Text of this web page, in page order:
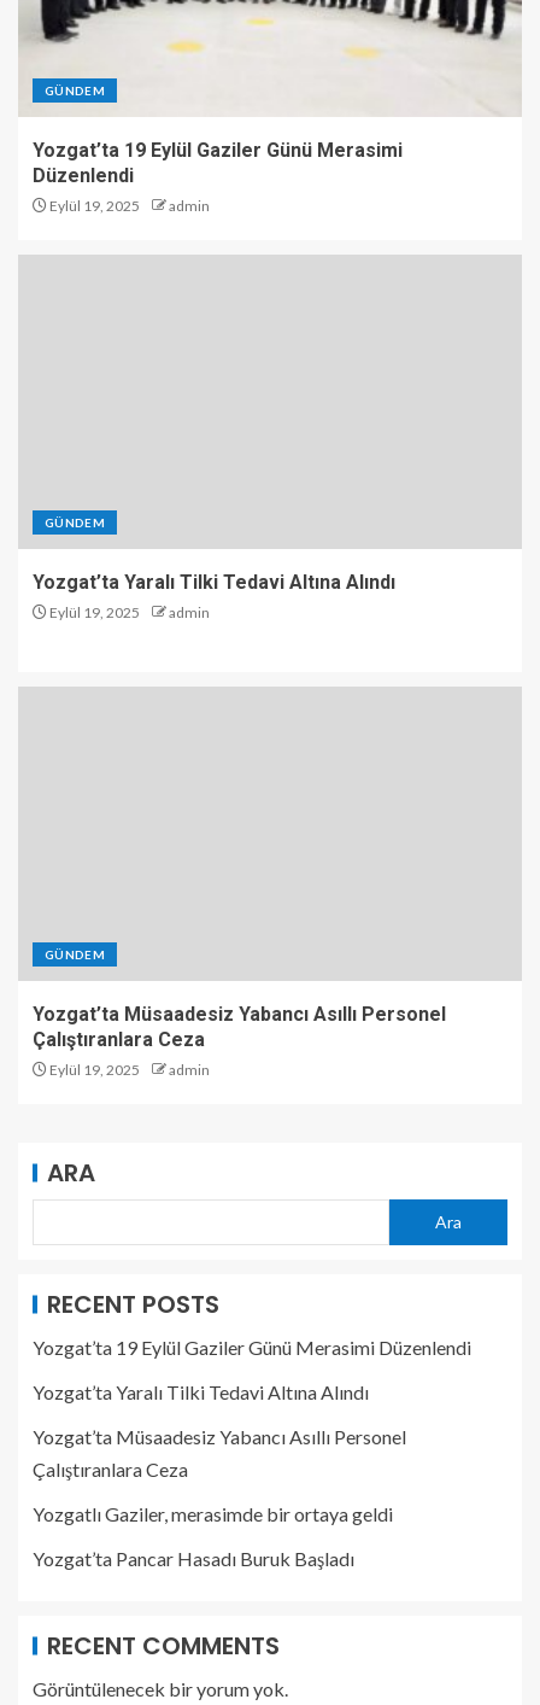
GÜNDEM
Yozgat’ta 19 Eylül Gaziler Günü Merasimi
Düzenlendi
Eylül 19, 2025 admin
GÜNDEM
Yozgat’ta Yaralı Tilki Tedavi Altına Alındı
Eylül 19, 2025 admin
GÜNDEM
Yozgat’ta Müsaadesiz Yabancı Asıllı Personel
Çalıştıranlara Ceza
Eylül 19, 2025 admin
ARA
Ara
RECENT POSTS
Yozgat’ta 19 Eylül Gaziler Günü Merasimi Düzenlendi
Yozgat’ta Yaralı Tilki Tedavi Altına Alındı
Yozgat’ta Müsaadesiz Yabancı Asıllı Personel
Çalıştıranlara Ceza
Yozgatlı Gaziler, merasimde bir ortaya geldi
Yozgat’ta Pancar Hasadı Buruk Başladı
RECENT COMMENTS
Görüntülenecek bir yorum yok.